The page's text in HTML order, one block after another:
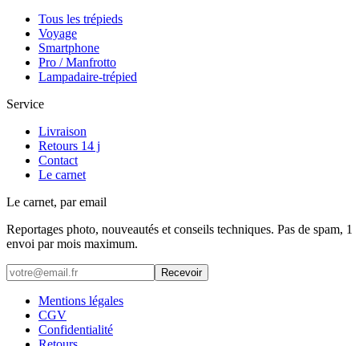
Tous les trépieds
Voyage
Smartphone
Pro / Manfrotto
Lampadaire-trépied
Service
Livraison
Retours 14 j
Contact
Le carnet
Le carnet, par email
Reportages photo, nouveautés et conseils techniques. Pas de spam, 1
envoi par mois maximum.
Recevoir
Mentions légales
CGV
Confidentialité